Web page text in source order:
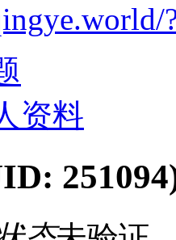
资料